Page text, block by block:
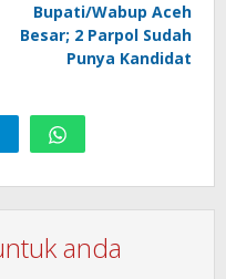
Bupati/Wabup Aceh
Besar; 2 Parpol Sudah
Punya Kandidat
anda